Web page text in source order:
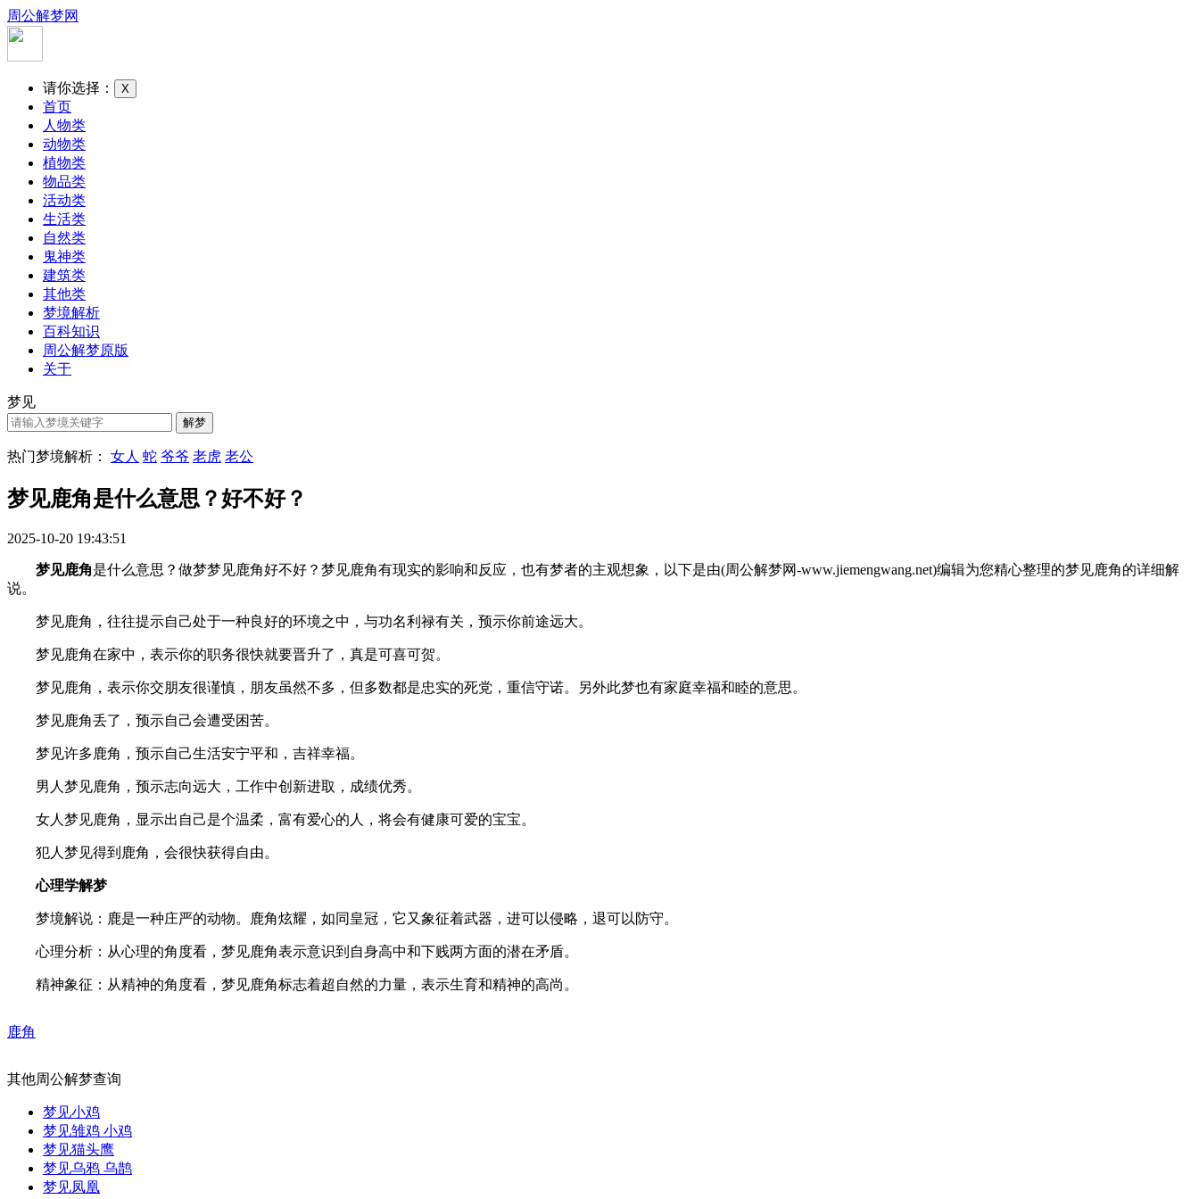
周公解梦网
请你选择： X
首页
人物类
动物类
植物类
物品类
活动类
生活类
自然类
鬼神类
建筑类
其他类
梦境解析
百科知识
周公解梦原版
关于
梦见
热门梦境解析： 女人 蛇 爷爷 老虎 老公
梦见鹿角是什么意思？好不好？
2025-10-20 19:43:51
梦见鹿角是什么意思？做梦梦见鹿角好不好？梦见鹿角有现实的影响和反应，也有梦者的主观想象，以下是由(周公解梦网-www.jiemengwang.net)编辑为您精心整理的梦见鹿角的详细解
说。
梦见鹿角，往往提示自己处于一种良好的环境之中，与功名利禄有关，预示你前途远大。
梦见鹿角在家中，表示你的职务很快就要晋升了，真是可喜可贺。
梦见鹿角，表示你交朋友很谨慎，朋友虽然不多，但多数都是忠实的死党，重信守诺。另外此梦也有家庭幸福和睦的意思。
梦见鹿角丢了，预示自己会遭受困苦。
梦见许多鹿角，预示自己生活安宁平和，吉祥幸福。
男人梦见鹿角，预示志向远大，工作中创新进取，成绩优秀。
女人梦见鹿角，显示出自己是个温柔，富有爱心的人，将会有健康可爱的宝宝。
犯人梦见得到鹿角，会很快获得自由。
心理学解梦
梦境解说：鹿是一种庄严的动物。鹿角炫耀，如同皇冠，它又象征着武器，进可以侵略，退可以防守。
心理分析：从心理的角度看，梦见鹿角表示意识到自身高中和下贱两方面的潜在矛盾。
精神象征：从精神的角度看，梦见鹿角标志着超自然的力量，表示生育和精神的高尚。
鹿角
其他周公解梦查询
梦见小鸡
梦见雏鸡 小鸡
梦见猫头鹰
梦见乌鸦 乌鹊
梦见凤凰